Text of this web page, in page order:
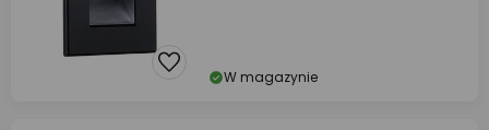
W magazynie